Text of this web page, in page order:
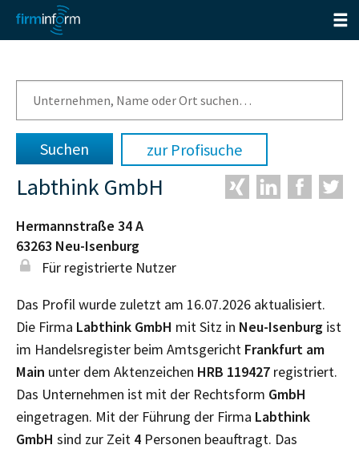
zur Profisuche
Labthink GmbH
Hermannstraße 34 A
63263 Neu-Isenburg
Für registrierte Nutzer
Das Profil wurde zuletzt am 16.07.2026 aktualisiert.
Die Firma Labthink GmbH mit Sitz in Neu-Isenburg ist
im Handelsregister beim Amtsgericht Frankfurt am
Main unter dem Aktenzeichen HRB 119427 registriert.
Das Unternehmen ist mit der Rechtsform GmbH
eingetragen. Mit der Führung der Firma Labthink
GmbH sind zur Zeit 4 Personen beauftragt. Das